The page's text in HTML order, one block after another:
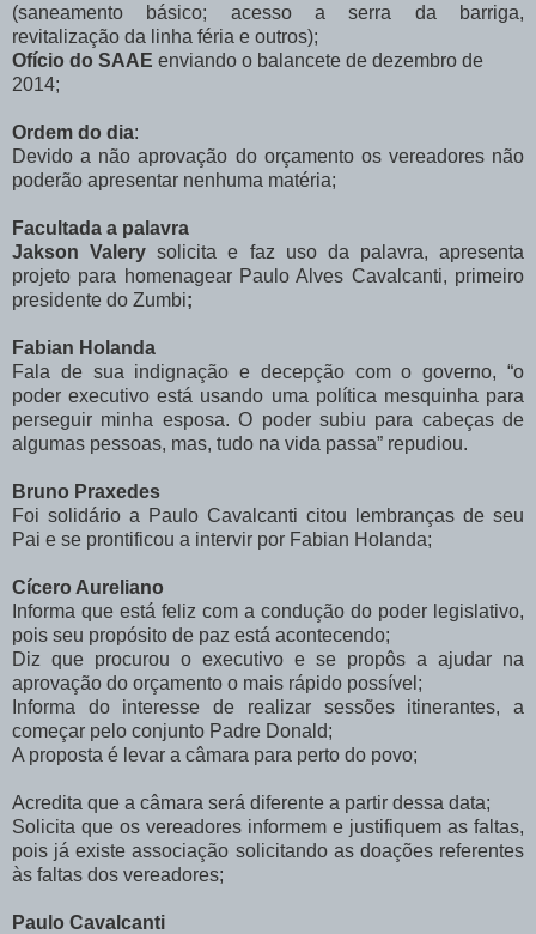
(saneamento básico; acesso a serra da barriga,
revitalização da linha féria e outros);
Ofício do SAAE enviando o balancete de dezembro de
2014;
Ordem do dia:
Devido a não aprovação do orçamento os vereadores não
poderão apresentar nenhuma matéria;
Facultada a palavra
Jakson Valerysolicita e faz uso da palavra, apresenta
projeto para homenagear Paulo Alves Cavalcanti, primeiro
presidente do Zumbi;
Fabian Holanda
Fala de sua indignação e decepção com o governo, “o
poder executivo está usando uma política mesquinha para
perseguir minha esposa. O poder subiu para cabeças de
algumas pessoas, mas, tudo na vida passa” repudiou.
Bruno Praxedes
Foi solidário a Paulo Cavalcanti citou lembranças de seu
Pai e se prontificou a intervir por Fabian Holanda;
Cícero Aureliano
Informa que está feliz com a condução do poder legislativo,
pois seu propósito de paz está acontecendo;
Diz que procurou o executivo e se propôs a ajudar na
aprovação do orçamento o mais rápido possível;
Informa do interesse de realizar sessões itinerantes, a
começar pelo conjunto Padre Donald;
A proposta é levar a câmara para perto do povo;
Acredita que a câmara será diferente a partir dessa data;
Solicita que os vereadores informem e justifiquem as faltas,
pois já existe associação solicitando as doações referentes
às faltas dos vereadores;
Paulo Cavalcanti